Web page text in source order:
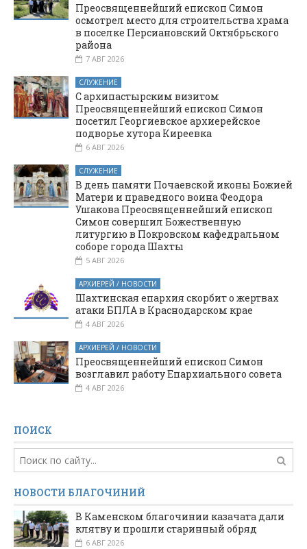
Преосвященнейший епископ Симон
осмотрел место для строительства храма
в поселке Персиановский Октябрьского
района
7 АВГ 2026
СЛУЖЕНИЕ
С архипастырским визитом
Преосвященнейший епископ Симон
посетил Георгиевское архиерейское
подворье хутора Киреевка
6 АВГ 2026
СЛУЖЕНИЕ
В день памяти Почаевской иконы Божией
Матери и праведного воина Феодора
Ушакова Преосвященнейший епископ
Симон совершил Божественную
литургию в Покровском кафедральном
соборе города Шахты
5 АВГ 2026
АРХИЕРЕЙ / НОВОСТИ
Шахтинская епархия скорбит о жертвах
атаки БПЛА в Краснодарском крае
4 АВГ 2026
АРХИЕРЕЙ / НОВОСТИ
Преосвященнейший епископ Симон
возглавил работу Епархиального совета
4 АВГ 2026
ПОИСК
НОВОСТИ БЛАГОЧИНИЙ
В Каменском благочинии казачата дали
клятву и прошли старинный обряд
6 АВГ 2026